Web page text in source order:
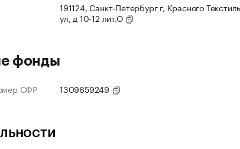
191124, Санкт-Петербург г, Красного
ул, д 10-12 лит.О
фонды
СФР 1309659249